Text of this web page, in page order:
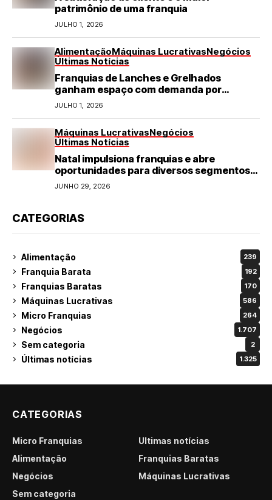
patrimônio de uma franquia
JULHO 1, 2026
AlimentaçãoMáquinas LucrativasNegócios
Últimas Notícias
Franquias de Lanches e Grelhados
ganham espaço com demanda por
refeições rápidas e de qualidade
JULHO 1, 2026
Máquinas LucrativasNegócios
Últimas Notícias
Natal impulsiona franquias e abre
oportunidades para diversos segmentos
do varejo
JUNHO 29, 2026
CATEGORIAS
Alimentação 239
Franquia Barata 192
Franquias Baratas 170
Máquinas Lucrativas 586
Micro Franquias 264
Negócios 1.707
Sem categoria 2
Últimas notícias 1.325
CATEGORIAS
Micro Franquias
Últimas notícias
Alimentação
Franquias Baratas
Negócios
Máquinas Lucrativas
Sem categoria